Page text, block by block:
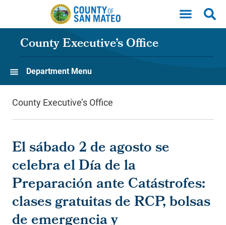
Skip to main content
County Executive’s Office
Department Menu
County Executive’s Office
El sábado 2 de agosto se
celebra el Día de la
Preparación ante Catástrofes:
clases gratuitas de RCP, bolsas